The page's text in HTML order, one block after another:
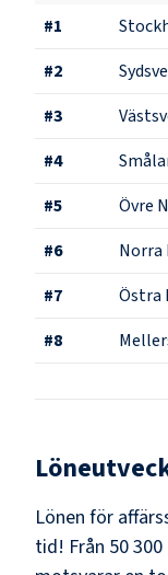
#1
#2
#3
#4
#5 Övre
#6 Norra
#7 Östra
#8
Lönen för
tid! Från 50